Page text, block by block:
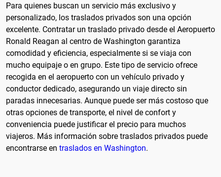
Para quienes buscan un servicio más exclusivo y
personalizado, los traslados privados son una opción
excelente. Contratar un traslado privado desde el Aeropuerto
Ronald Reagan al centro de Washington garantiza
comodidad y eficiencia, especialmente si se viaja con
mucho equipaje o en grupo. Este tipo de servicio ofrece
recogida en el aeropuerto con un vehículo privado y
conductor dedicado, asegurando un viaje directo sin
paradas innecesarias. Aunque puede ser más costoso que
otras opciones de transporte, el nivel de confort y
conveniencia puede justificar el precio para muchos
viajeros. Más información sobre traslados privados puede
encontrarse en traslados en Washington.